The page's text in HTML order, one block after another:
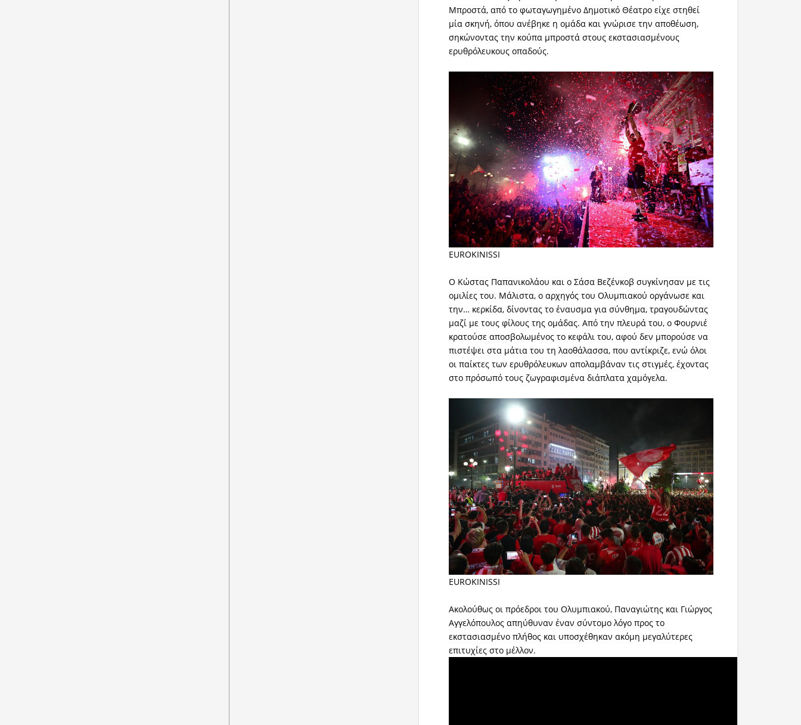
Μπροστά, από το φωταγωγημένο Δημοτικό Θέατρο είχε στηθεί
μία σκηνή, όπου ανέβηκε η ομάδα και γνώρισε την αποθέωση,
σηκώνοντας την κούπα μπροστά στους εκστασιασμένους
ερυθρόλευκους οπαδούς.
EUROKINISSI
Ο Κώστας Παπανικολάου και ο Σάσα Βεζένκοβ συγκίνησαν με τις
ομιλίες του. Μάλιστα, ο αρχηγός του Ολυμπιακού οργάνωσε και
την… κερκίδα, δίνοντας το έναυσμα για σύνθημα, τραγουδώντας
μαζί με τους φίλους της ομάδας. Από την πλευρά του, ο Φουρνιέ
κρατούσε αποσβολωμένος το κεφάλι του, αφού δεν μπορούσε να
πιστέψει στα μάτια του τη λαοθάλασσα, που αντίκριζε, ενώ όλοι
οι παίκτες των ερυθρόλευκων απολαμβάναν τις στιγμές, έχοντας
στο πρόσωπό τους ζωγραφισμένα διάπλατα χαμόγελα.
EUROKINISSI
Ακολούθως οι πρόεδροι του Ολυμπιακού, Παναγιώτης και Γιώργος
Αγγελόπουλος απηύθυναν έναν σύντομο λόγο προς το
εκστασιασμένο πλήθος και υποσχέθηκαν ακόμη μεγαλύτερες
επιτυχίες στο μέλλον.